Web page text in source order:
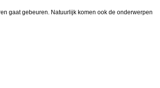
gaat gebeuren. Natuurlijk komen ook de onderwerpen